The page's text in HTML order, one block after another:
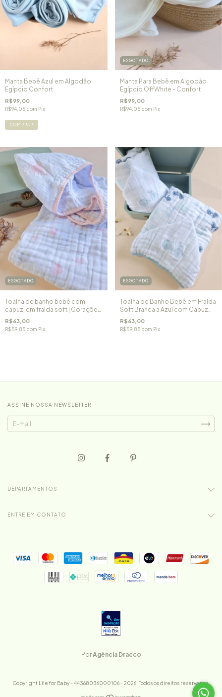
Manta Bebê Azul em Algodão
Egípcio Confort
R$99,00
R$94,05 com Pix
COMPRAR
ESGOTADO
Manta Para Bebê em Algodão
Egípcio OffWhite - Confort
R$99,00
R$94,05 com Pix
ESGOTADO
Toalha de banho bebê com
capuz, em fralda soft | Corações
rosa
R$63,00
R$59,85 com Pix
ESGOTADO
Toalha de Banho Bebê em Fralda
Soft Branca a Azul com Capuz
Bicicleta
R$63,00
R$59,85 com Pix
ASSINE NOSSA NEWSLETTER
DEPARTAMENTOS
ENTRE EM CONTATO
PorAgência Dracco
Copyright Lile for Baby - 44368036000106 - 2026. Todos os direitos reservados.